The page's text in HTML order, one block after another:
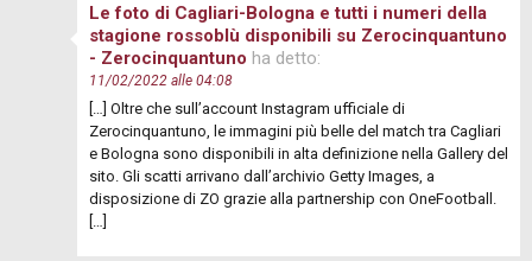
Le foto di Cagliari-Bologna e tutti i numeri della
stagione rossoblù disponibili su Zerocinquantuno
- Zerocinquantuno ha detto:
11/02/2022 alle 04:08
[…] Oltre che sull’account Instagram ufficiale di
Zerocinquantuno, le immagini più belle del match tra Cagliari
e Bologna sono disponibili in alta definizione nella Gallery del
sito. Gli scatti arrivano dall’archivio Getty Images, a
disposizione di ZO grazie alla partnership con OneFootball.